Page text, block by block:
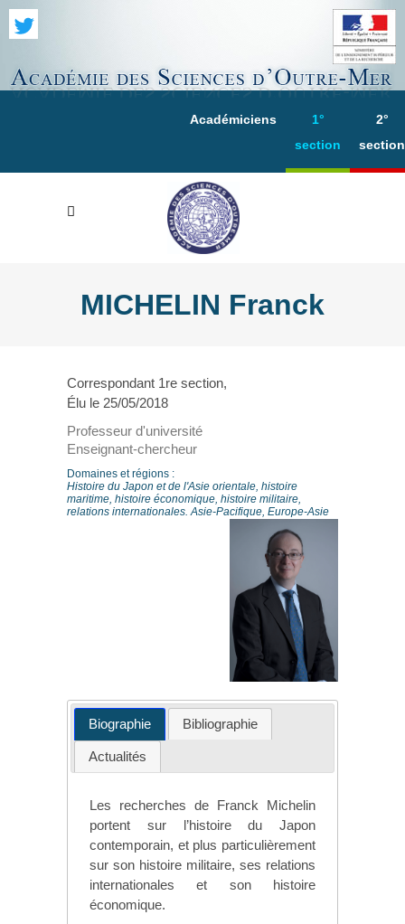
Académiciens
1°
section
2°
section
MICHELIN Franck
Correspondant 1re section,
Élu le 25/05/2018
Professeur d'université
Enseignant-chercheur
Domaines et régions :
Histoire du Japon et de l'Asie orientale, histoire
maritime, histoire économique, histoire militaire,
relations internationales. Asie-Pacifique, Europe-Asie
Biographie Bibliographie
Actualités
Les recherches de Franck Michelin
portent sur l’histoire du Japon
contemporain, et plus particulièrement
sur son histoire militaire, ses relations
internationales et son histoire
économique.